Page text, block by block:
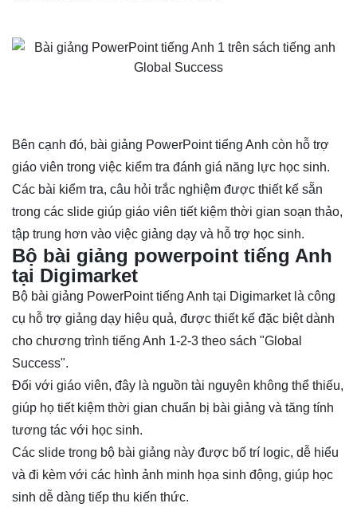
Bên cạnh đó, bài giảng PowerPoint tiếng Anh còn hỗ trợ
giáo viên trong việc kiểm tra đánh giá năng lực học sinh.
Các bài kiểm tra, câu hỏi trắc nghiệm được thiết kế sẵn
trong các slide giúp giáo viên tiết kiệm thời gian soạn thảo,
tập trung hơn vào việc giảng dạy và hỗ trợ học sinh.
Bộ bài giảng powerpoint tiếng Anh
tại Digimarket
Bộ bài giảng PowerPoint tiếng Anh tại Digimarket là công
cụ hỗ trợ giảng dạy hiệu quả, được thiết kế đặc biệt dành
cho chương trình tiếng Anh 1-2-3 theo sách "Global
Success".
Đối với giáo viên, đây là nguồn tài nguyên không thể thiếu,
giúp họ tiết kiệm thời gian chuẩn bị bài giảng và tăng tính
tương tác với học sinh.
Các slide trong bộ bài giảng này được bố trí logic, dễ hiểu
và đi kèm với các hình ảnh minh họa sinh động, giúp học
sinh dễ dàng tiếp thu kiến thức.